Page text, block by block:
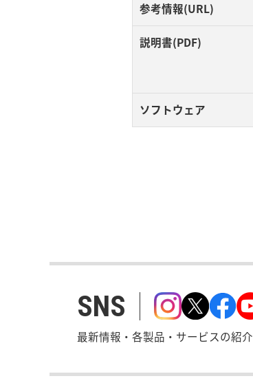
参考情報(URL)
説明書(PDF)
ソフトウェア
SNS
最新情報・各製品・サービスの紹